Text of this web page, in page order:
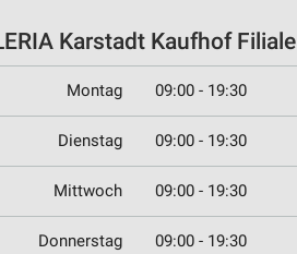
Karstadt Kaufhof Filiale
Montag 09:00 - 19:30
Dienstag 09:00 - 19:30
Mittwoch 09:00 - 19:30
Donnerstag 09:00 - 19:30